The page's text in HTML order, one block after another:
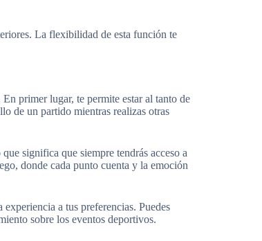
La flexibilidad de esta función te
primer lugar, te permite estar al tanto de
de un partido mientras realizas otras
significa que siempre tendrás acceso a
donde cada punto cuenta y la emoción
a tus preferencias. Puedes
sobre los eventos deportivos.